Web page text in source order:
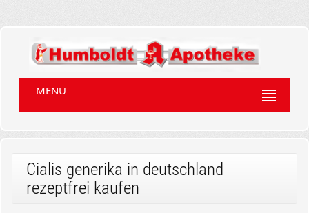
MENU
Cialis generika in deutschland
rezeptfrei kaufen